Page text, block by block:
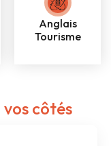
Anglais
Tourisme
vos côtés